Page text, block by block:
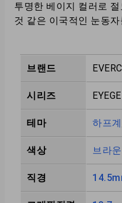
투명한 베이지 컬러로
것 같은 이국적인 눈동
브랜드
시리즈
테마 하프계
색상 브라운
직경